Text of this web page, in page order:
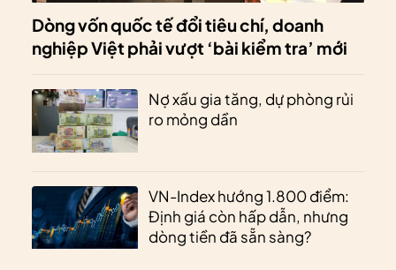
Dòng vốn quốc tế đổi tiêu chí, doanh
nghiệp Việt phải vượt ‘bài kiểm tra’ mới
Nợ xấu gia tăng, dự phòng rủi
ro mỏng dần
VN-Index hướng 1.800 điểm:
Định giá còn hấp dẫn, nhưng
dòng tiền đã sẵn sàng?